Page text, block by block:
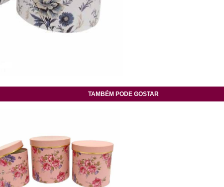
TAMBÉM PODE GOSTAR